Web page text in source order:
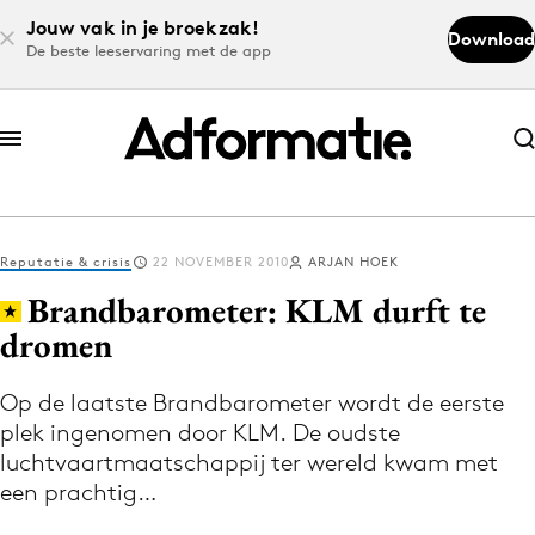
Jouw vak in je broekzak!
De beste leeservaring met de app
Download
Abonneer nu
Abonneer nu
Log in
Volg het laatste nieuws via de Adformatie
Nieuws app
Reputatie & crisis 22 NOVEMBER 2010 ARJAN HOEK
Brandbarometer: KLM durft te
dromen
Op de laatste Brandbarometer wordt de eerste
plek ingenomen door KLM. De oudste
luchtvaartmaatschappij ter wereld kwam met
een prachtig…